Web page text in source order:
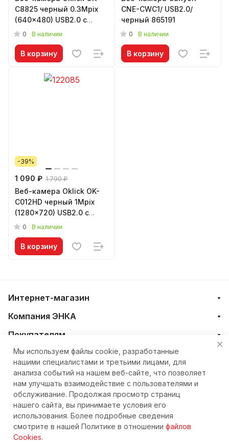
C8825 черный 0.3Mpix
(640x480) USB2.0 с
микрофоном 806371
0 В наличии
В корзину
CNE-CWC1/ USB2.0/
черный 865191
0 В наличии
В корзину
-39%
1 090 ₽ 1 790 ₽
Веб-камера Oklick OK-
C012HD черный 1Mpix
(1280x720) USB2.0 с
микрофоном 806432
0 В наличии
В корзину
Интернет-магазин
Компания ЭНКА
Покупателям
+7 (4212) 23-33-33
eshop@nkteh.ru
© 2026 Интернет-магазин ЭНКА техника
Мы используем файлы cookie, разработанные
нашими специалистами и третьими лицами, для
анализа событий на нашем веб-сайте, что позволяет
нам улучшать взаимодействие с пользователями и
обслуживание. Продолжая просмотр страниц
нашего сайта, вы принимаете условия его
использования. Более подробные сведения
смотрите в нашей Политике в отношении файлов
Cookies.